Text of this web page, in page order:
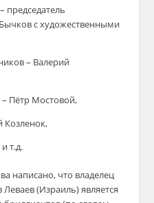
председатель
с художественными
– Валерий
Пётр Мостовой,
Козленок,
т.д.
написано, что владелец
(Израиль) является